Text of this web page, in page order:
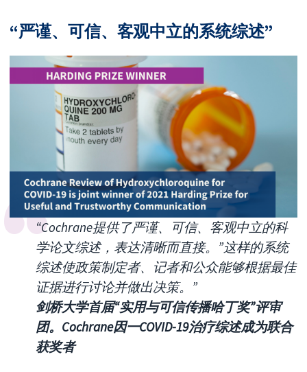
“严谨、可信、客观中立的系统综述”
“Cochrane提供了严谨、可信、客观中立的科
学论文综述，表达清晰而直接。”这样的系统
综述使政策制定者、记者和公众能够根据最佳
证据进行讨论并做出决策。”
剑桥大学首届“实用与可信传播哈丁奖”评审
团。Cochrane因一COVID-19治疗综述成为联合
获奖者